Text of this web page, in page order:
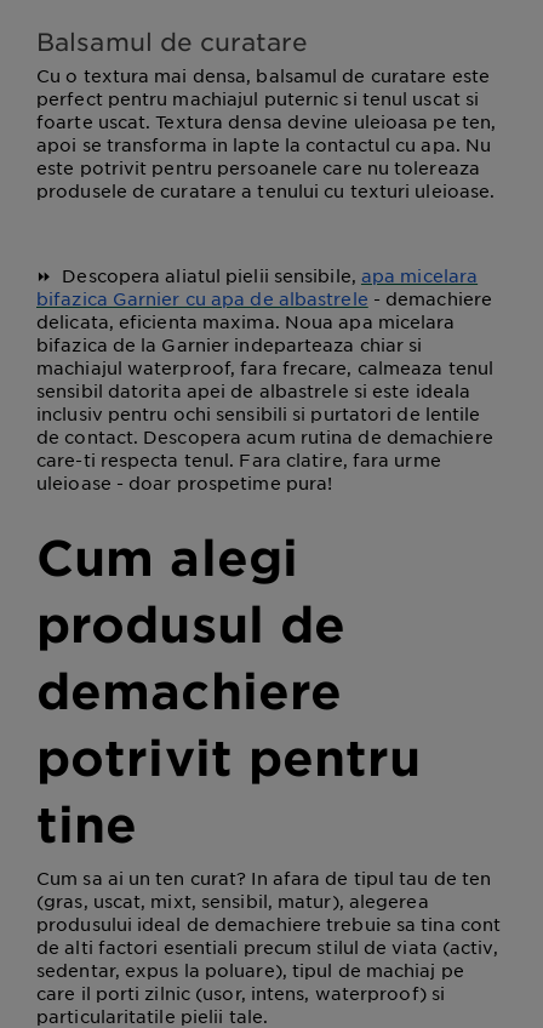
Balsamul de curatare
Cu o textura mai densa, balsamul de curatare este
perfect pentru machiajul puternic si tenul uscat si
foarte uscat. Textura densa devine uleioasa pe ten,
apoi se transforma in lapte la contactul cu apa. Nu
este potrivit pentru persoanele care nu tolereaza
produsele de curatare a tenului cu texturi uleioase.
⏩ Descopera aliatul pielii sensibile, apa micelara
bifazica Garnier cu apa de albastrele - demachiere
delicata, eficienta maxima. Noua apa micelara
bifazica de la Garnier indeparteaza chiar si
machiajul waterproof, fara frecare, calmeaza tenul
sensibil datorita apei de albastrele si este ideala
inclusiv pentru ochi sensibili si purtatori de lentile
de contact. Descopera acum rutina de demachiere
care-ti respecta tenul. Fara clatire, fara urme
uleioase - doar prospetime pura!
Cum alegi
produsul de
demachiere
potrivit pentru
tine
Cum sa ai un ten curat? In afara de tipul tau de ten
(gras, uscat, mixt, sensibil, matur), alegerea
produsului ideal de demachiere trebuie sa tina cont
de alti factori esentiali precum stilul de viata (activ,
sedentar, expus la poluare), tipul de machiaj pe
care il porti zilnic (usor, intens, waterproof) si
particularitatile pielii tale.